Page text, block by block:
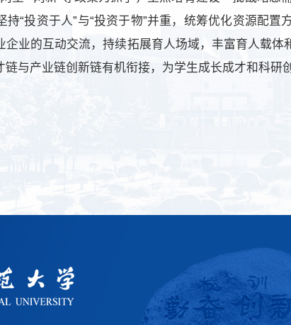
“投资于人”与“投资于物”并重，统筹优化资源配
企业的互动交流，持续拓展育人场域，丰富育人载
与产业链创新链有机衔接，为学生成长成才和科研